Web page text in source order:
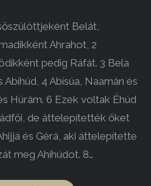
Belát,
Ahrahot, 2
pedig Ráfát. 3 Bela
Abíhúd, 4 Abísúa, Naamán és
Húrám. 6 Ezek voltak Éhúd
de áttelepítették őket
és Gérá, aki áttelepítette
meg Ahíhúdot. 8…